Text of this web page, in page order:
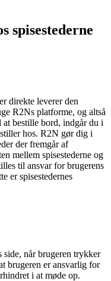
spisestederne
direkte leverer den
R2Ns platforme, og altså
bestille bord, indgår du i
hos. R2N gør dig i
der fremgår af
mellem spisestederne og
til ansvar for brugerens
er spisestedernes
side, når brugeren trykker
brugeren er ansvarlig for
i at møde op.